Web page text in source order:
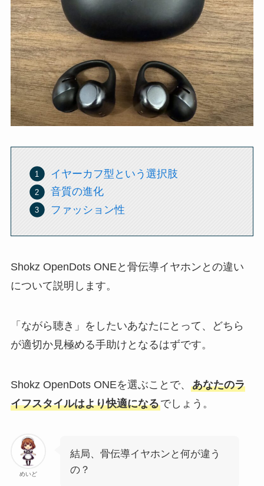
イヤーカフ型という選択肢
音質の進化
ファッション性
Shokz OpenDots ONEと骨伝導イヤホンとの違い
について説明します。
「ながら聴き」をしたいあなたにとって、どちら
が適切か見極める手助けとなるはずです。
Shokz OpenDots ONEを選ぶことで、 あなたのラ
イフスタイルはより快適になるでしょう。
めいど
結局、骨伝導イヤホンと何が違う
の？